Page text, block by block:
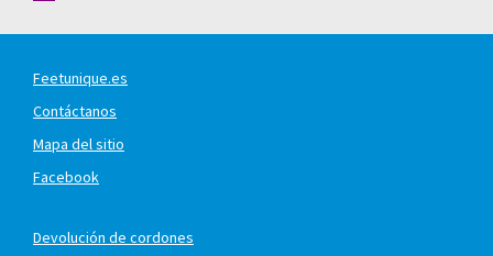
Feetunique.es
Contáctanos
Mapa del sitio
Facebook
Devolución de cordones